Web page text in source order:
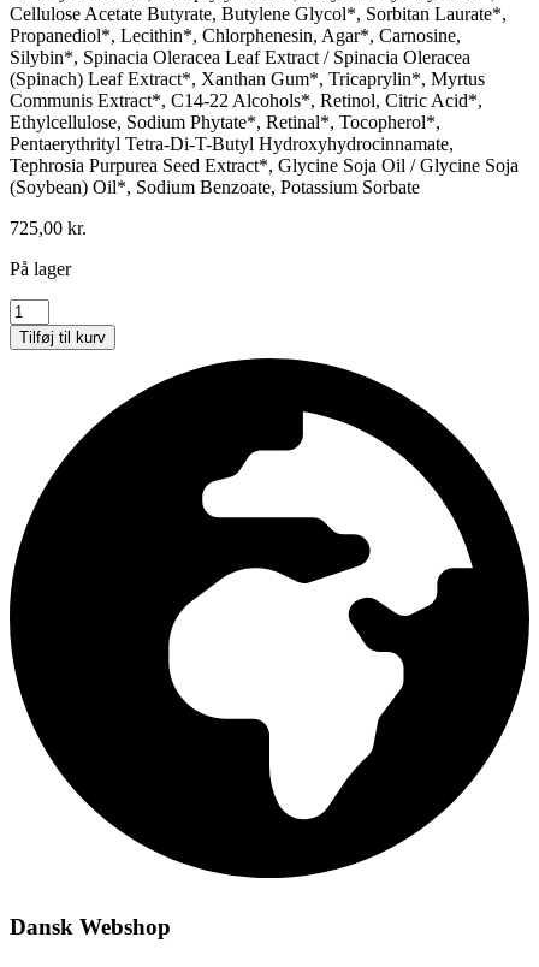
Cellulose Acetate Butyrate, Butylene Glycol*, Sorbitan Laurate*,
Propanediol*, Lecithin*, Chlorphenesin, Agar*, Carnosine,
Silybin*, Spinacia Oleracea Leaf Extract / Spinacia Oleracea
(Spinach) Leaf Extract*, Xanthan Gum*, Tricaprylin*, Myrtus
Communis Extract*, C14-22 Alcohols*, Retinol, Citric Acid*,
Ethylcellulose, Sodium Phytate*, Retinal*, Tocopherol*,
Pentaerythrityl Tetra-Di-T-Butyl Hydroxyhydrocinnamate,
Tephrosia Purpurea Seed Extract*, Glycine Soja Oil / Glycine Soja
(Soybean) Oil*, Sodium Benzoate, Potassium Sorbate
725,00 kr.
På lager
Skin
Regimen
1,5
Tilføj til kurv
Dansk Webshop